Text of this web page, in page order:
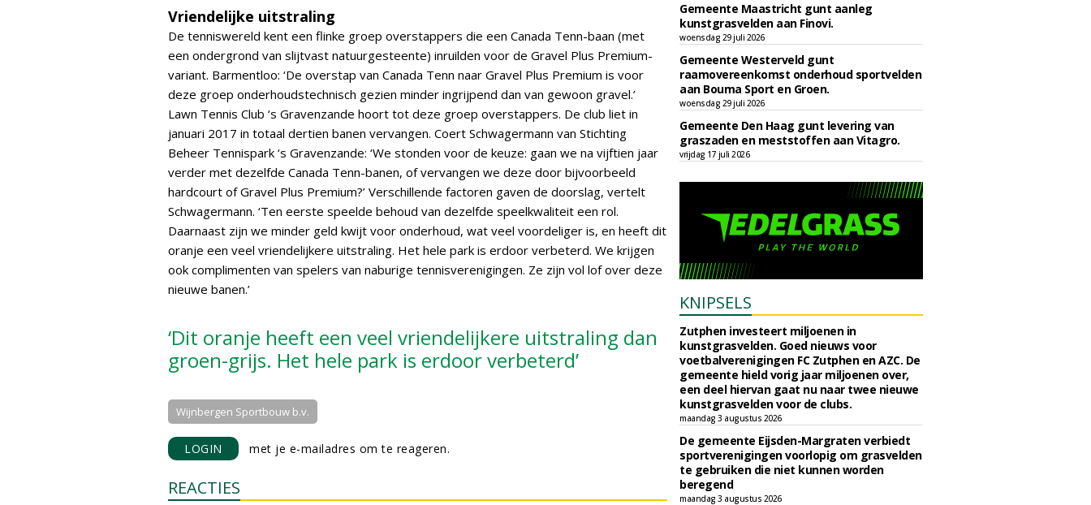
Vriendelijke uitstraling
De tenniswereld kent een flinke groep overstappers die een Canada Tenn-baan (met
een ondergrond van slijtvast natuurgesteente) inruilden voor de Gravel Plus Premium-
variant. Barmentloo: ‘De overstap van Canada Tenn naar Gravel Plus Premium is voor
deze groep onderhoudstechnisch gezien minder ingrijpend dan van gewoon gravel.’
Lawn Tennis Club ‘s Gravenzande hoort tot deze groep overstappers. De club liet in
januari 2017 in totaal dertien banen vervangen. Coert Schwagermann van Stichting
Beheer Tennispark ‘s Gravenzande: ‘We stonden voor de keuze: gaan we na vijftien jaar
verder met dezelfde Canada Tenn-banen, of vervangen we deze door bijvoorbeeld
hardcourt of Gravel Plus Premium?’ Verschillende factoren gaven de doorslag, vertelt
Schwagermann. ‘Ten eerste speelde behoud van dezelfde speelkwaliteit een rol.
Daarnaast zijn we minder geld kwijt voor onderhoud, wat veel voordeliger is, en heeft dit
oranje een veel vriendelijkere uitstraling. Het hele park is erdoor verbeterd. We krijgen
ook complimenten van spelers van naburige tennisverenigingen. Ze zijn vol lof over deze
nieuwe banen.’
‘Dit oranje heeft een veel vriendelijkere uitstraling dan
groen-grijs. Het hele park is erdoor verbeterd’
Wijnbergen Sportbouw b.v.
LOGIN met je e-mailadres om te reageren.
REACTIES
Gemeente Maastricht gunt aanleg
kunstgrasvelden aan Finovi.
woensdag 29 juli 2026
Gemeente Westerveld gunt
raamovereenkomst onderhoud sportvelden
aan Bouma Sport en Groen.
woensdag 29 juli 2026
Gemeente Den Haag gunt levering van
graszaden en meststoffen aan Vitagro.
vrijdag 17 juli 2026
KNIPSELS
Zutphen investeert miljoenen in
kunstgrasvelden. Goed nieuws voor
voetbalverenigingen FC Zutphen en AZC. De
gemeente hield vorig jaar miljoenen over,
een deel hiervan gaat nu naar twee nieuwe
kunstgrasvelden voor de clubs.
maandag 3 augustus 2026
De gemeente Eijsden-Margraten verbiedt
sportverenigingen voorlopig om grasvelden
te gebruiken die niet kunnen worden
beregend
maandag 3 augustus 2026